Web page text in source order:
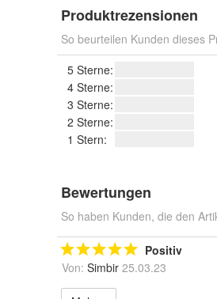
Produktrezensionen
So beurteilen Kunden dieses
5 Sterne:
4 Sterne:
3 Sterne:
2 Sterne:
1 Stern:
Bewertungen
So haben Kunden, die den
Positiv
Von: Simbir 25.03.23